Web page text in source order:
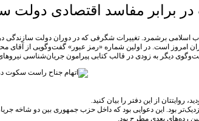
برابر مفاسد اقتصادی دولت
مفقوده تاریخ انقلاب اسلامی برشمرد. تغییرات شگرفی که در
دیگر به زودی در قالب کتابی پیرامون جریان‌شناسی
بود. این دعوایی بود که داخل حزب جمهوری بین دو شاخه
رده‌های بعدی مطرح بود.